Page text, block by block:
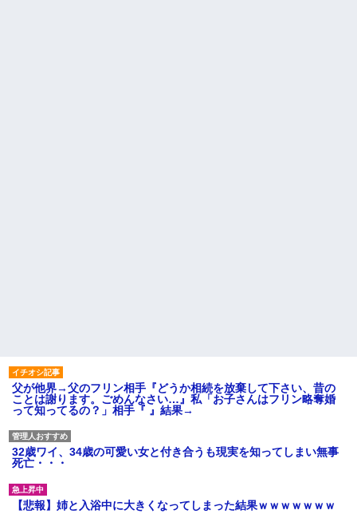
父が他界→父のフリン相手『どうか相続を放棄して下さい、昔の
ことは謝ります。ごめんなさい…』私「お子さんはフリン略奪婚
って知ってるの？」相手『 』結果→
32歳ワイ、34歳の可愛い女と付き合うも現実を知ってしまい無事
死亡・・・
【悲報】姉と入浴中に大きくなってしまった結果ｗｗｗｗｗｗｗ